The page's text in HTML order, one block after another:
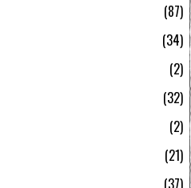
87
34
2
32
2
21
37